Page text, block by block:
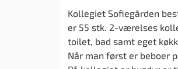
Kollegiet Sofiegården
er 55 stk. 2-værelses
toilet, bad samt eget
Når man først er beboer